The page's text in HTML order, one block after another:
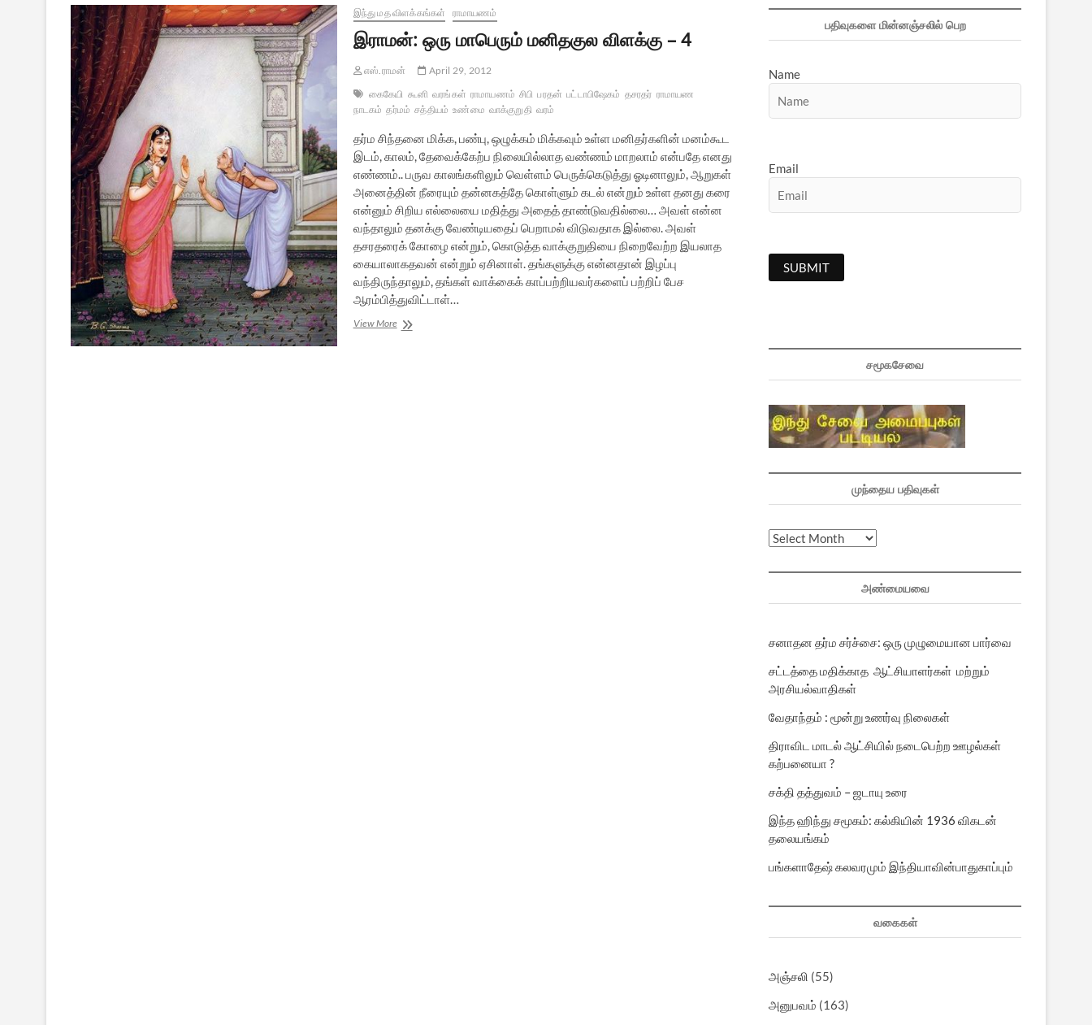
இந்து மத விளக்கங்கள் ராமாயணம்
இராமன்: ஒரு மாபெரும் மனிதகுல விளக்கு – 4
எஸ்.ராமன்
April 29, 2012
கைகேயி கூனி வரங்கள் ராமாயணம் சிபி பரதன் பட்டாபிஷேகம் தசரதர் ராமாயண
நாடகம் தர்மம் சத்தியம் உண்மை வாக்குறுதி வரம்
தர்ம சிந்தனை மிக்க, பண்பு, ஒழுக்கம் மிக்கவும் உள்ள மனிதர்களின் மனம்கூட
இடம், காலம், தேவைக்கேற்ப நிலையில்லாத வண்ணம் மாறலாம் என்பதே எனது
எண்ணம்.. பருவ காலங்களிலும் வெள்ளம் பெருக்கெடுத்து ஓடினாலும், ஆறுகள்
அனைத்தின் நீரையும் தன்னகத்தே கொள்ளும் கடல் என்றும் உள்ள தனது கரை
என்னும் சிறிய எல்லையை மதித்து அதைத் தாண்டுவதில்லை… அவள் என்ன
வந்தாலும் தனக்கு வேண்டியதைப் பெறாமல் விடுவதாக இல்லை. அவள்
தசரதரைக் கோழை என்றும், கொடுத்த வாக்குறுதியை நிறைவேற்ற இயலாத
கையாலாகதவன் என்றும் ஏசினாள். தங்களுக்கு என்னதான் இழப்பு
வந்திருந்தாலும், தங்கள் வாக்கைக் காப்பற்றியவர்களைப் பற்றிப் பேச
ஆரம்பித்துவிட்டாள்…
View Moreஇராமன்:
பதிவுகளை மின்னஞ்சலில் பெற
Name
Email
சமூகசேவை
முந்தைய பதிவுகள்
முந்தைய
அண்மையவை
சனாதன தர்ம சர்ச்சை: ஒரு முழுமையான பார்வை
சட்டத்தை மதிக்காத ஆட்சியாளர்கள் மற்றும்
அரசியல்வாதிகள்
வேதாந்தம் : மூன்று உணர்வு நிலைகள்
திராவிட மாடல் ஆட்சியில் நடைபெற்ற ஊழல்கள்
கற்பனையா ?
சக்தி தத்துவம் – ஜடாயு உரை
இந்த ஹிந்து சமூகம்: கல்கியின் 1936 விகடன்
தலையங்கம்
பங்களாதேஷ் கலவரமும் இந்தியாவின்பாதுகாப்பும்
வகைகள்
அஞ்சலி (55)
அனுபவம் (163)